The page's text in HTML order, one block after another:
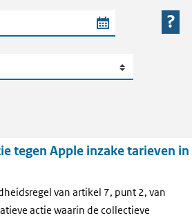
van de periode
tegen Apple inzake tarieven in
van artikel 7, punt 2, van
actie waarin de collectieve